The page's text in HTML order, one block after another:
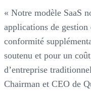
« Notre modèle SaaS
applications de gestion
conformité
soutenu et pour un
d’entreprise
Chairman et CEO de